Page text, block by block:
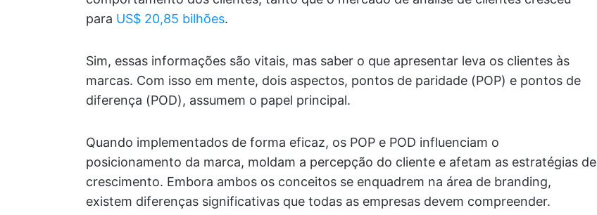
para US$ 20,85 bilhões.
Sim, essas informações são vitais, mas saber o que apresentar leva os clientes às
marcas. Com isso em mente, dois aspectos, pontos de paridade (POP) e pontos de
diferença (POD), assumem o papel principal.
Quando implementados de forma eficaz, os POP e POD influenciam o
posicionamento da marca, moldam a percepção do cliente e afetam as estratégias de
crescimento. Embora ambos os conceitos se enquadrem na área de branding,
existem diferenças significativas que todas as empresas devem compreender.